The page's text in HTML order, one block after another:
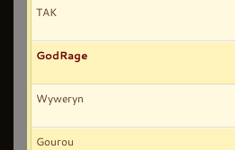
TAK
GodRage
Wyweryn
Gourou